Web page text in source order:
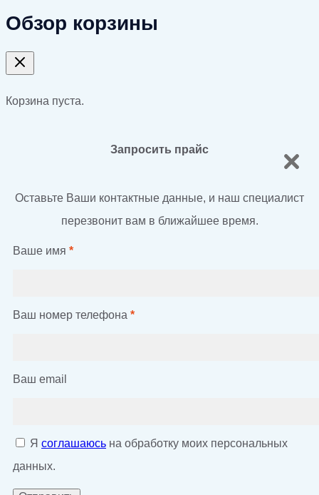
Обзор корзины
Корзина пуста.
Запросить прайс
Оставьте Ваши контактные данные, и наш специалист
перезвонит вам в ближайшее время.
Ваше имя *
Ваш номер телефона *
Ваш email
Я соглашаюсь на обработку моих персональных
данных.